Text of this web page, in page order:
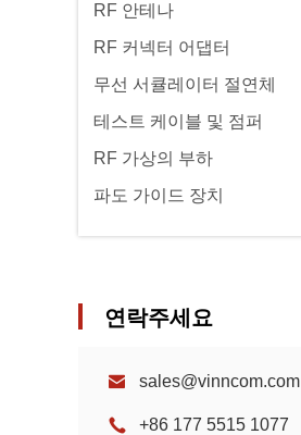
RF 안테나
RF 커넥터 어댑터
무선 서큘레이터 절연체
테스트 케이블 및 점퍼
RF 가상의 부하
파도 가이드 장치
연락주세요
sales@vinncom.com
+86 177 5515 1077